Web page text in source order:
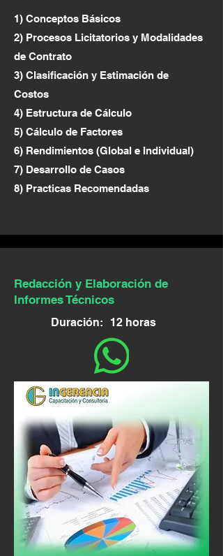
1) Conceptos Básicos
2) Procesos Licitatorios y Modalidades
de Contrato
3) Clasificación y Estimación de
Costos
4) Estructura de Cálculo
5) Cálculo de Factores
6) Rendimientos (Global e Individual)
7) Desarrollo de Casos
8) Practicas Recomendadas
Redacción y Elaboración de
Informes Técnicos
Duración: 12 horas